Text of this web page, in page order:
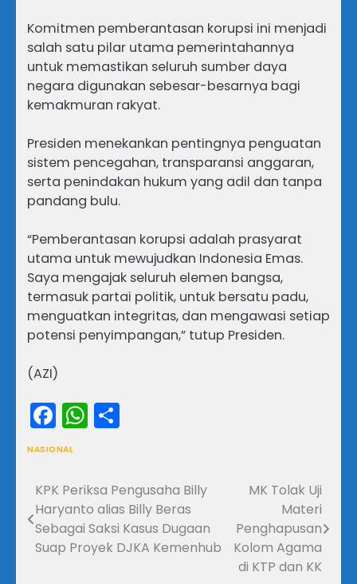
Komitmen pemberantasan korupsi ini menjadi
salah satu pilar utama pemerintahannya
untuk memastikan seluruh sumber daya
negara digunakan sebesar-besarnya bagi
kemakmuran rakyat.
Presiden menekankan pentingnya penguatan
sistem pencegahan, transparansi anggaran,
serta penindakan hukum yang adil dan tanpa
pandang bulu.
“Pemberantasan korupsi adalah prasyarat
utama untuk mewujudkan Indonesia Emas.
Saya mengajak seluruh elemen bangsa,
termasuk partai politik, untuk bersatu padu,
menguatkan integritas, dan mengawasi setiap
potensi penyimpangan,” tutup Presiden.
(AZI)
Facebook
WhatsApp
NASIONAL
Navigasi
pos
KPK Periksa Pengusaha Billy
Haryanto alias Billy Beras
Sebagai Saksi Kasus Dugaan
Suap Proyek DJKA Kemenhub
MK Tolak Uji
Materi
Penghapusan
Kolom Agama
di KTP dan KK